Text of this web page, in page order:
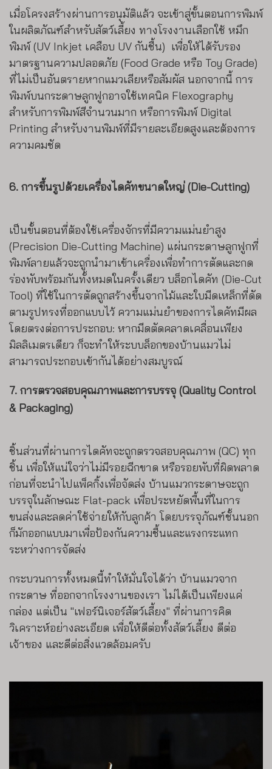
เมื่อโครงสร้างผ่านการอนุมัติแล้ว จะเข้าสู่ขั้นตอนการพิมพ์
ในผลิตภัณฑ์สำหรับสัตว์เลี้ยง ทางโรงงานเลือกใช้ หมึก
พิมพ์ (UV Inkjet เคลือบ UV กันชื้น) เพื่อให้ได้รับรอง
มาตรฐานความปลอดภัย (Food Grade หรือ Toy Grade)
ที่ไม่เป็นอันตรายหากแมวเลียหรือสัมผัส นอกจากนี้ การ
พิมพ์บนกระดาษลูกฟูกอาจใช้เทคนิค Flexography
สำหรับการพิมพ์สีจำนวนมาก หรือการพิมพ์ Digital
Printing สำหรับงานพิมพ์ที่มีรายละเอียดสูงและต้องการ
ความคมชัด
6. การขึ้นรูปด้วยเครื่องไดคัทขนาดใหญ่ (Die-Cutting)
เป็นขั้นตอนที่ต้องใช้เครื่องจักรที่มีความแม่นยำสูง
(Precision Die-Cutting Machine) แผ่นกระดาษลูกฟูกที่
พิมพ์ลายแล้วจะถูกนำมาเข้าเครื่องเพื่อทำการตัดและกด
ร่องพับพร้อมกันทั้งหมดในครั้งเดียว บล็อกไดคัท (Die-Cut
Tool) ที่ใช้ในการตัดถูกสร้างขึ้นจากไม้และใบมีดเหล็กที่ดัด
ตามรูปทรงที่ออกแบบไว้ ความแม่นยำของการไดคัทมีผล
โดยตรงต่อการประกอบ: หากมีดตัดคลาดเคลื่อนเพียง
มิลลิเมตรเดียว ก็จะทำให้ระบบล็อกของบ้านแมวไม่
สามารถประกอบเข้ากันได้อย่างสมบูรณ์
7. การตรวจสอบคุณภาพและการบรรจุ (Quality Control
& Packaging)
ชิ้นส่วนที่ผ่านการไดคัทจะถูกตรวจสอบคุณภาพ (QC) ทุก
ชิ้น เพื่อให้แน่ใจว่าไม่มีรอยฉีกขาด หรือรอยพับที่ผิดพลาด
ก่อนที่จะนำไปแพ็คกิ้งเพื่อจัดส่ง บ้านแมวกระดาษจะถูก
บรรจุในลักษณะ Flat-pack เพื่อประหยัดพื้นที่ในการ
ขนส่งและลดค่าใช้จ่ายให้กับลูกค้า โดยบรรจุภัณฑ์ชั้นนอก
ก็มักออกแบบมาเพื่อป้องกันความชื้นและแรงกระแทก
ระหว่างการจัดส่ง
กระบวนการทั้งหมดนี้ทำให้มั่นใจได้ว่า บ้านแมวจาก
กระดาษ ที่ออกจากโรงงานของเรา ไม่ได้เป็นเพียงแค่
กล่อง แต่เป็น "เฟอร์นิเจอร์สัตว์เลี้ยง" ที่ผ่านการคิด
วิเคราะห์อย่างละเอียด เพื่อให้ดีต่อทั้งสัตว์เลี้ยง ดีต่อ
เจ้าของ และดีต่อสิ่งแวดล้อมครับ